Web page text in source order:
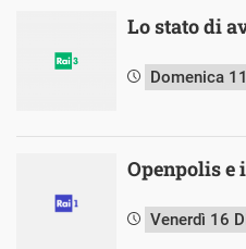
Lo stato di
Domenica
Openpolis e
Venerdì 16